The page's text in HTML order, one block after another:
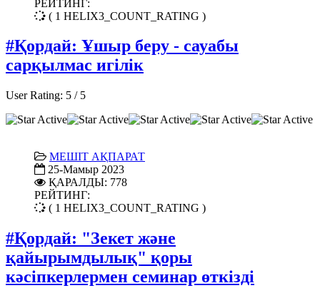
РЕЙТИНГ:
( 1 HELIX3_COUNT_RATING )
#Қордай: Ұшыр беру - сауабы
сарқылмас игілік
User Rating: 5 / 5
МЕШІТ АҚПАРАТ
25-Мамыр 2023
ҚАРАЛДЫ: 778
РЕЙТИНГ:
( 1 HELIX3_COUNT_RATING )
#Қордай: "Зекет және
қайырымдылық" қоры
кәсіпкерлермен семинар өткізді